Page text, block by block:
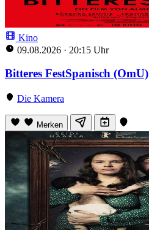
Kino
09.08.2026 · 20:15 Uhr
Bitteres FestSpanisch (OmU)
Die Kamera
Merken